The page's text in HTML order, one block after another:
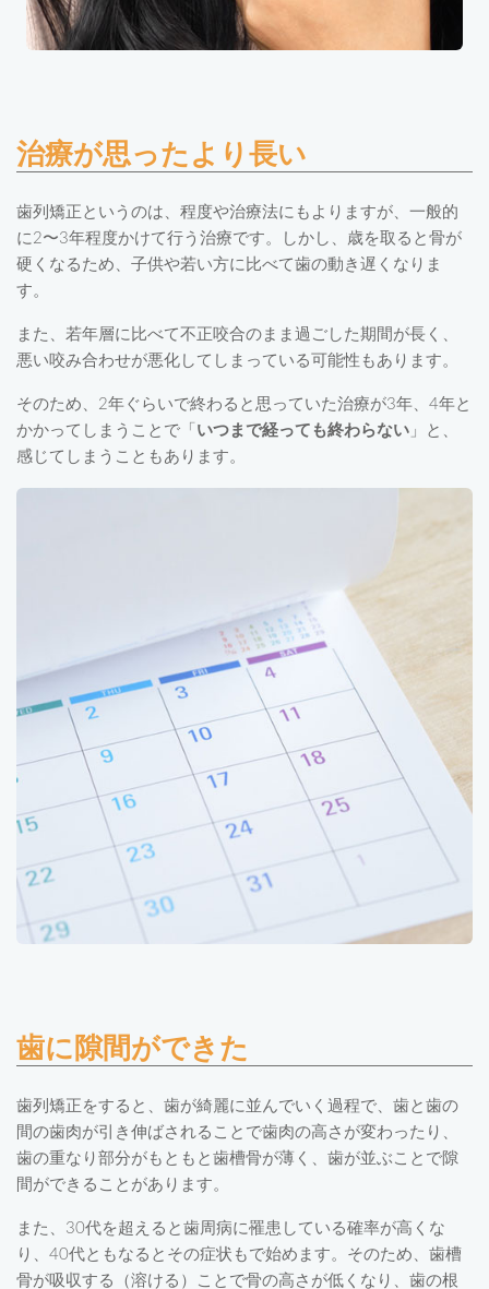
治療が思ったより長い
歯列矯正というのは、程度や治療法にもよりますが、一般的
に2〜3年程度かけて行う治療です。しかし、歳を取ると骨が
硬くなるため、子供や若い方に比べて歯の動き遅くなりま
す。
また、若年層に比べて不正咬合のまま過ごした期間が長く、
悪い咬み合わせが悪化してしまっている可能性もあります。
そのため、2年ぐらいで終わると思っていた治療が3年、4年と
かかってしまうことで「 いつまで経っても終わらない 」と、
感じてしまうこともあります。
歯に隙間ができた
歯列矯正をすると、歯が綺麗に並んでいく過程で、歯と歯の
間の歯肉が引き伸ばされることで歯肉の高さが変わったり、
歯の重なり部分がもともと歯槽骨が薄く、歯が並ぶことで隙
間ができることがあります。
また、30代を超えると歯周病に罹患している確率が高くな
り、40代ともなるとその症状もで始めます。そのため、歯槽
骨が吸収する（溶ける）ことで骨の高さが低くなり、歯の根